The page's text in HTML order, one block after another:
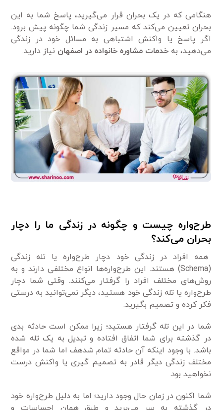
هنگامی که در یک بحران قرار می‌گیرید، پاسخ شما به این
بحران تعیین می‌کند که مسیر زندگی شما چگونه پیش برود.
اگر پاسخ یا واکنش اشتباهی به مسائل خود در زندگی
می‌دهید، بهخدمات مشاوره خانواده در اصفهان نیاز دارید.
طرح‌واره چیست و چگونه در زندگی ما را دچار
بحران می‌کند؟
همه افراد در زندگی خود دچار طرح‌واره یا تله زندگی
(Schema) هستند. این طرح‌واره‌ها انواع مختلفی دارند و به
روش‌های مختلف افراد را گرفتار می‌کنند. وقتی شما دچار
طرح‌واره یا تله زندگی خود هستید، دیگر نمی‌توانید به درستی
فکر کرده و تصمیم بگیرید.
شما در این تله گرفتار هستید؛ زیرا ممکن است حادثه بدی
در گذشته برای شما اتفاق افتاده و تبدیل به یک تله شده
باشد. با وجود اینکه آن حادثه تمام شدهف اما شما در مواقع
مختلف زندگی دیگر قادر به تصمیم گیری یا واکنش درست
نخواهید بود.
شما اکنون در زمان حال وجود دارید؛ اما به دلیل طرح‌واره خود